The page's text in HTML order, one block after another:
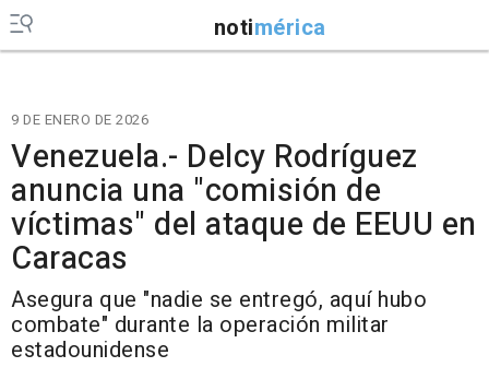
notimérica
9 DE ENERO DE 2026
Venezuela.- Delcy Rodríguez
anuncia una "comisión de
víctimas" del ataque de EEUU en
Caracas
Asegura que "nadie se entregó, aquí hubo
combate" durante la operación militar
estadounidense